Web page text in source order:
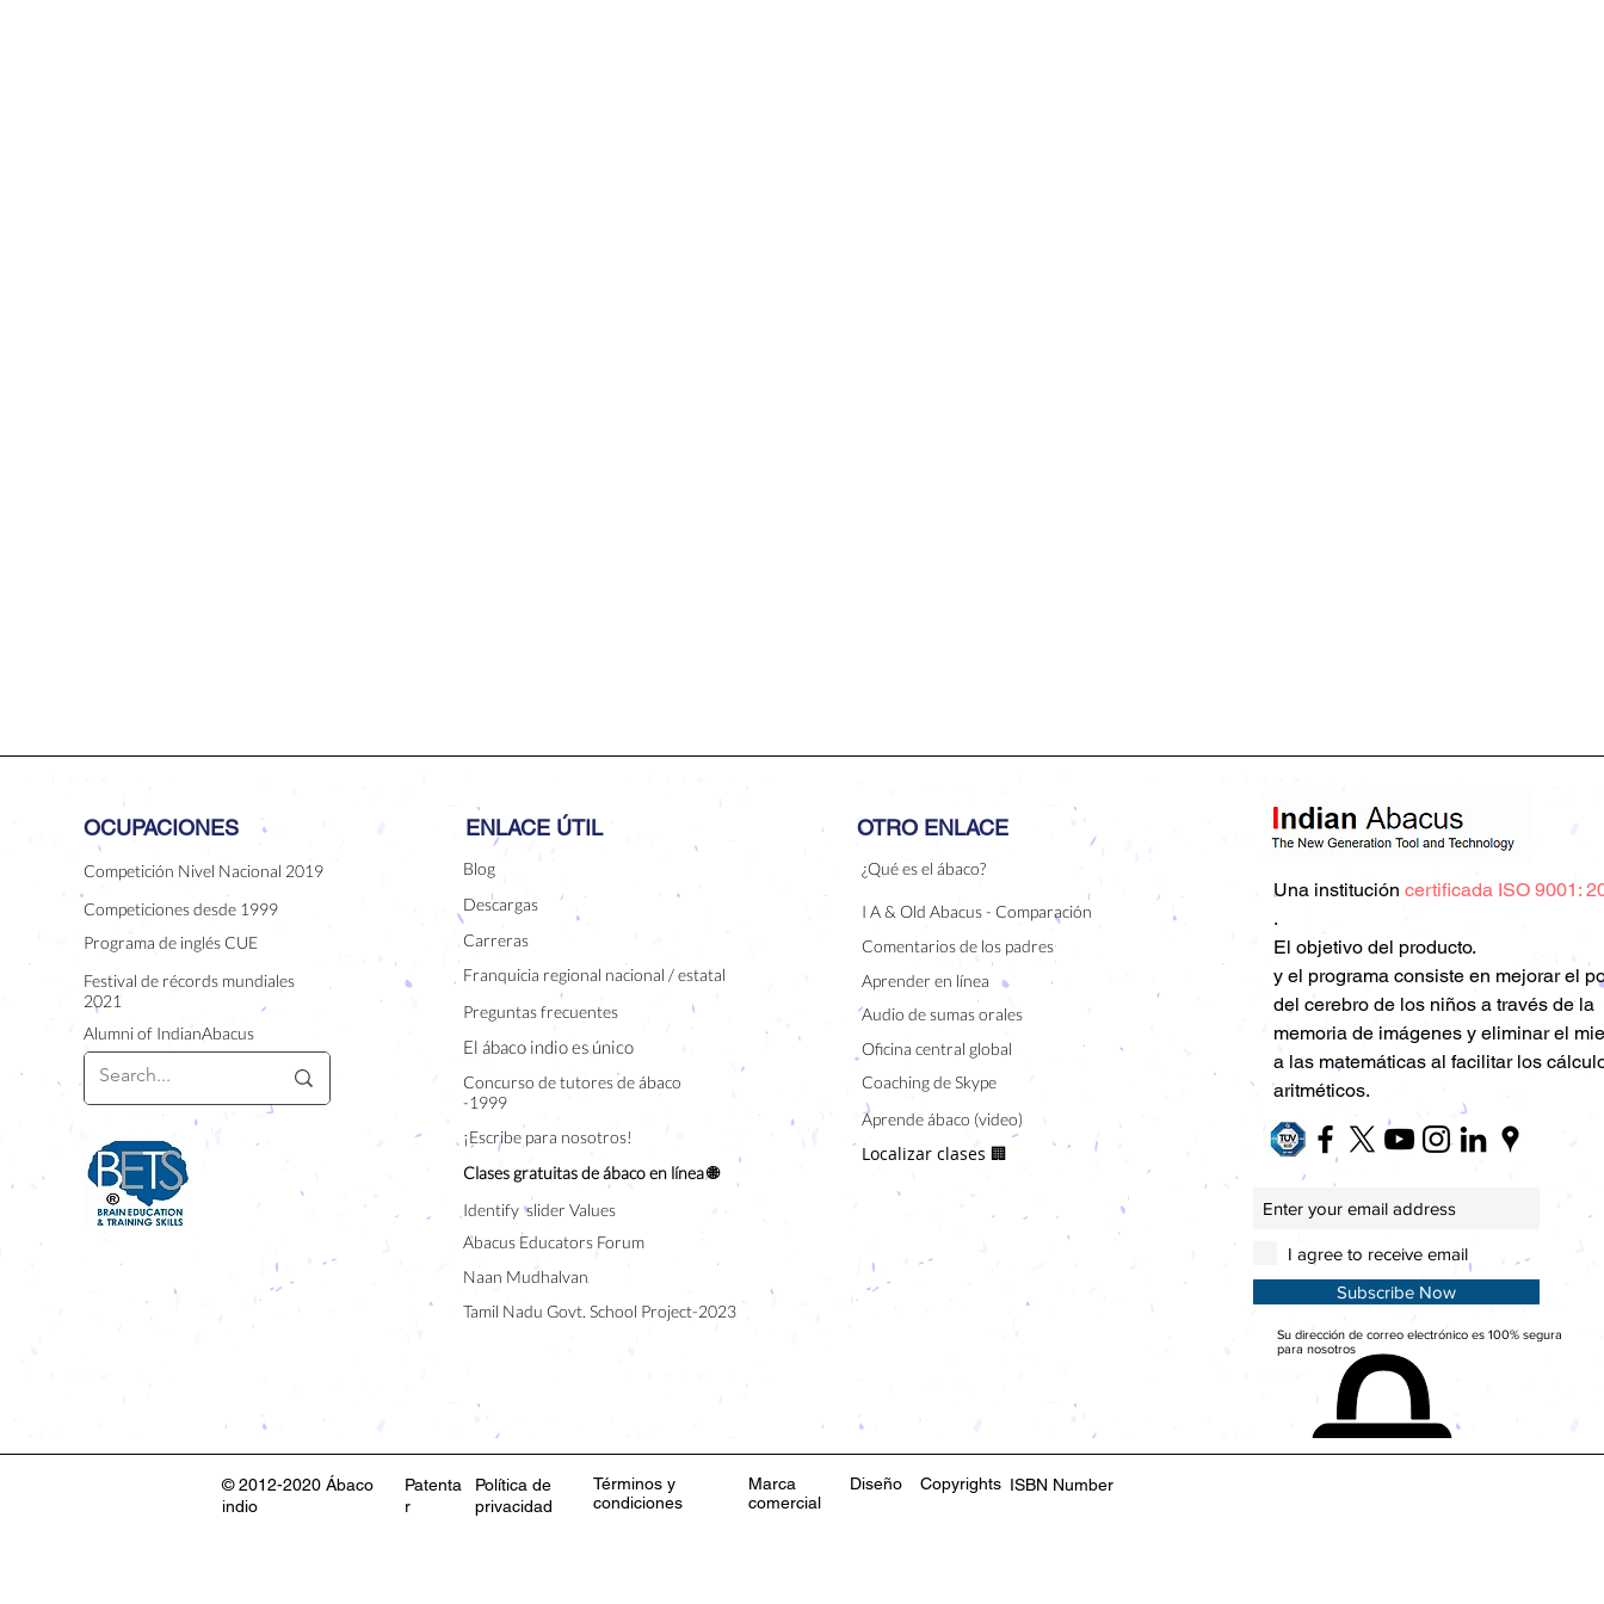
OCUPACIONES
Competición Nivel Nacional 2019
Competiciones desde 1999
Programa de inglés CUE
Festival de récords mundiales
2021
Alumni of IndianAbacus
ENLACE ÚTIL
Blog
Descargas
Carreras
Franquicia regional nacional / estatal
Preguntas frecuentes
El ábaco indio es único
Concurso de tutores de ábaco
-1999
¡Escribe para nosotros!
Clases gratuitas de ábaco en línea 🌐
Identify slider Values
Abacus Educators Forum
Naan Mudhalvan
Tamil Nadu Govt. School Project-2023
OTRO ENLACE
¿Qué es el ábaco?
I A & Old Abacus - Comparación
Comentarios de los padres
Aprender en línea
Audio de sumas orales
Oficina central global
Coaching de Skype
Aprende ábaco (video)
Localizar clases 🏢
Una institución certificada ISO 9001:
.
El objetivo del producto.
y el programa consiste en mejorar el
del cerebro de los niños a través de la
memoria de imágenes y eliminar el
a las matemáticas al facilitar los
aritméticos.
I agree to receive email
Subscribe Now
Su dirección de correo electrónico es 100% segura
para nosotros
© 2012-2020 Ábaco
indio
Patenta
r
Política de
privacidad
Términos y
condiciones
Marca
comercial
Diseño Copyrights ISBN Number